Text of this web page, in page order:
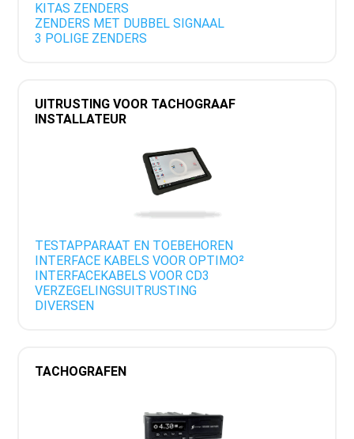
KITAS ZENDERS
ZENDERS MET DUBBEL SIGNAAL
3 POLIGE ZENDERS
UITRUSTING VOOR TACHOGRAAF
INSTALLATEUR
TESTAPPARAAT EN TOEBEHOREN
INTERFACE KABELS VOOR OPTIMO²
INTERFACEKABELS VOOR CD3
VERZEGELINGSUITRUSTING
DIVERSEN
TACHOGRAFEN